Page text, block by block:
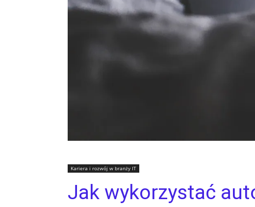
Kariera i rozwój w branży IT
Jak wykorzystać